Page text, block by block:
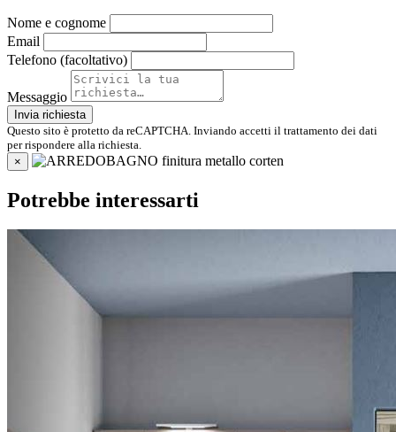
Nome e cognome
Email
Telefono (facoltativo)
Messaggio
Invia richiesta
Questo sito è protetto da reCAPTCHA. Inviando accetti il trattamento dei dati
per rispondere alla richiesta.
×
Potrebbe interessarti